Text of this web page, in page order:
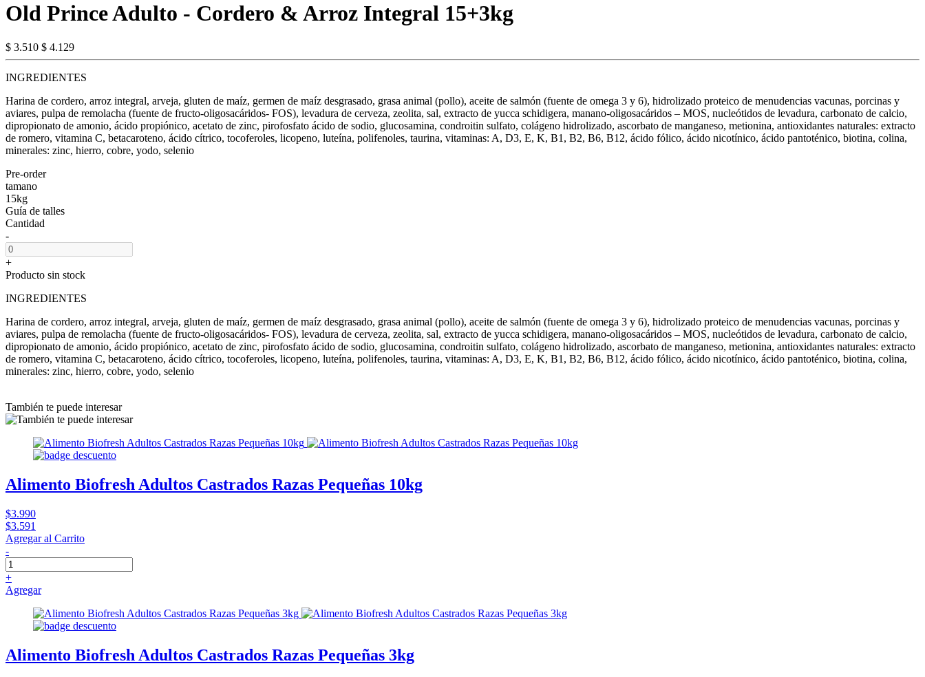
Old Prince Adulto - Cordero & Arroz Integral 15+3kg
$ 3.510 $ 4.129
INGREDIENTES
Harina de cordero, arroz integral, arveja, gluten de maíz, germen de maíz desgrasado, grasa animal (pollo), aceite de salmón (fuente de omega 3 y 6), hidrolizado proteico de menudencias vacunas, porcinas y
aviares, pulpa de remolacha (fuente de fructo-oligosacáridos- FOS), levadura de cerveza, zeolita, sal, extracto de yucca schidigera, manano-oligosacáridos – MOS, nucleótidos de levadura, carbonato de calcio,
dipropionato de amonio, ácido propiónico, acetato de zinc, pirofosfato ácido de sodio, glucosamina, condroitin sulfato, colágeno hidrolizado, ascorbato de manganeso, metionina, antioxidantes naturales: extracto
de romero, vitamina C, betacaroteno, ácido cítrico, tocoferoles, licopeno, luteína, polifenoles, taurina, vitaminas: A, D3, E, K, B1, B2, B6, B12, ácido fólico, ácido nicotínico, ácido pantoténico, biotina, colina,
minerales: zinc, hierro, cobre, yodo, selenio
Pre-order
tamano
15kg
Guía de talles
Cantidad
-
+
Producto sin stock
INGREDIENTES
Harina de cordero, arroz integral, arveja, gluten de maíz, germen de maíz desgrasado, grasa animal (pollo), aceite de salmón (fuente de omega 3 y 6), hidrolizado proteico de menudencias vacunas, porcinas y
aviares, pulpa de remolacha (fuente de fructo-oligosacáridos- FOS), levadura de cerveza, zeolita, sal, extracto de yucca schidigera, manano-oligosacáridos – MOS, nucleótidos de levadura, carbonato de calcio,
dipropionato de amonio, ácido propiónico, acetato de zinc, pirofosfato ácido de sodio, glucosamina, condroitin sulfato, colágeno hidrolizado, ascorbato de manganeso, metionina, antioxidantes naturales: extracto
de romero, vitamina C, betacaroteno, ácido cítrico, tocoferoles, licopeno, luteína, polifenoles, taurina, vitaminas: A, D3, E, K, B1, B2, B6, B12, ácido fólico, ácido nicotínico, ácido pantoténico, biotina, colina,
minerales: zinc, hierro, cobre, yodo, selenio
También te puede interesar
Alimento Biofresh Adultos Castrados Razas Pequeñas 10kg
$3.990
$3.591
Agregar al Carrito
-
+
Agregar
Alimento Biofresh Adultos Castrados Razas Pequeñas 3kg